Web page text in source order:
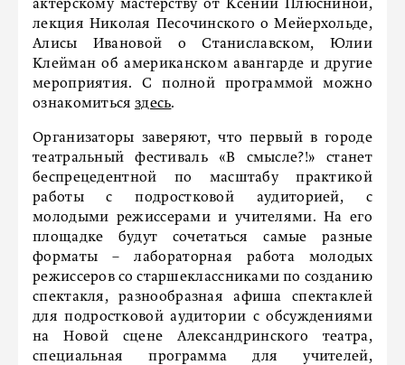
актерскому мастерству от Ксении Плюсниной,
лекция Николая Песочинского о Мейерхольде,
Алисы Ивановой о Станиславском, Юлии
Клейман об американском авангарде и другие
мероприятия. С полной программой можно
ознакомиться здесь.
Организаторы заверяют, что первый в городе
театральный фестиваль «В смысле?!» станет
беспрецедентной по масштабу практикой
работы с подростковой аудиторией, с
молодыми режиссерами и учителями. На его
площадке будут сочетаться самые разные
форматы – лабораторная работа молодых
режиссеров со старшеклассниками по созданию
спектакля, разнообразная афиша спектаклей
для подростковой аудитории с обсуждениями
на Новой сцене Александринского театра,
специальная программа для учителей,